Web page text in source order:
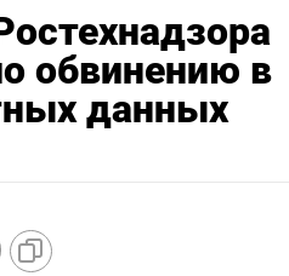
обвинению в
данных